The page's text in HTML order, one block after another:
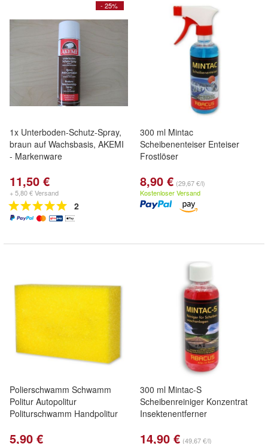
- 25%
1x Unterboden-Schutz-Spray,
braun auf Wachsbasis, AKEMI
- Markenware
11,50 €
+ 5,80 € Versand
2
300 ml Mintac
Scheibenenteiser Enteiser
Frostlöser
8,90 € (29,67 €/l)
Kostenloser Versand
Polierschwamm Schwamm
Politur Autopolitur
Politurschwamm Handpolitur
5,90 €
300 ml Mintac-S
Scheibenreiniger Konzentrat
Insektenentferner
14,90 € (49,67 €/l)